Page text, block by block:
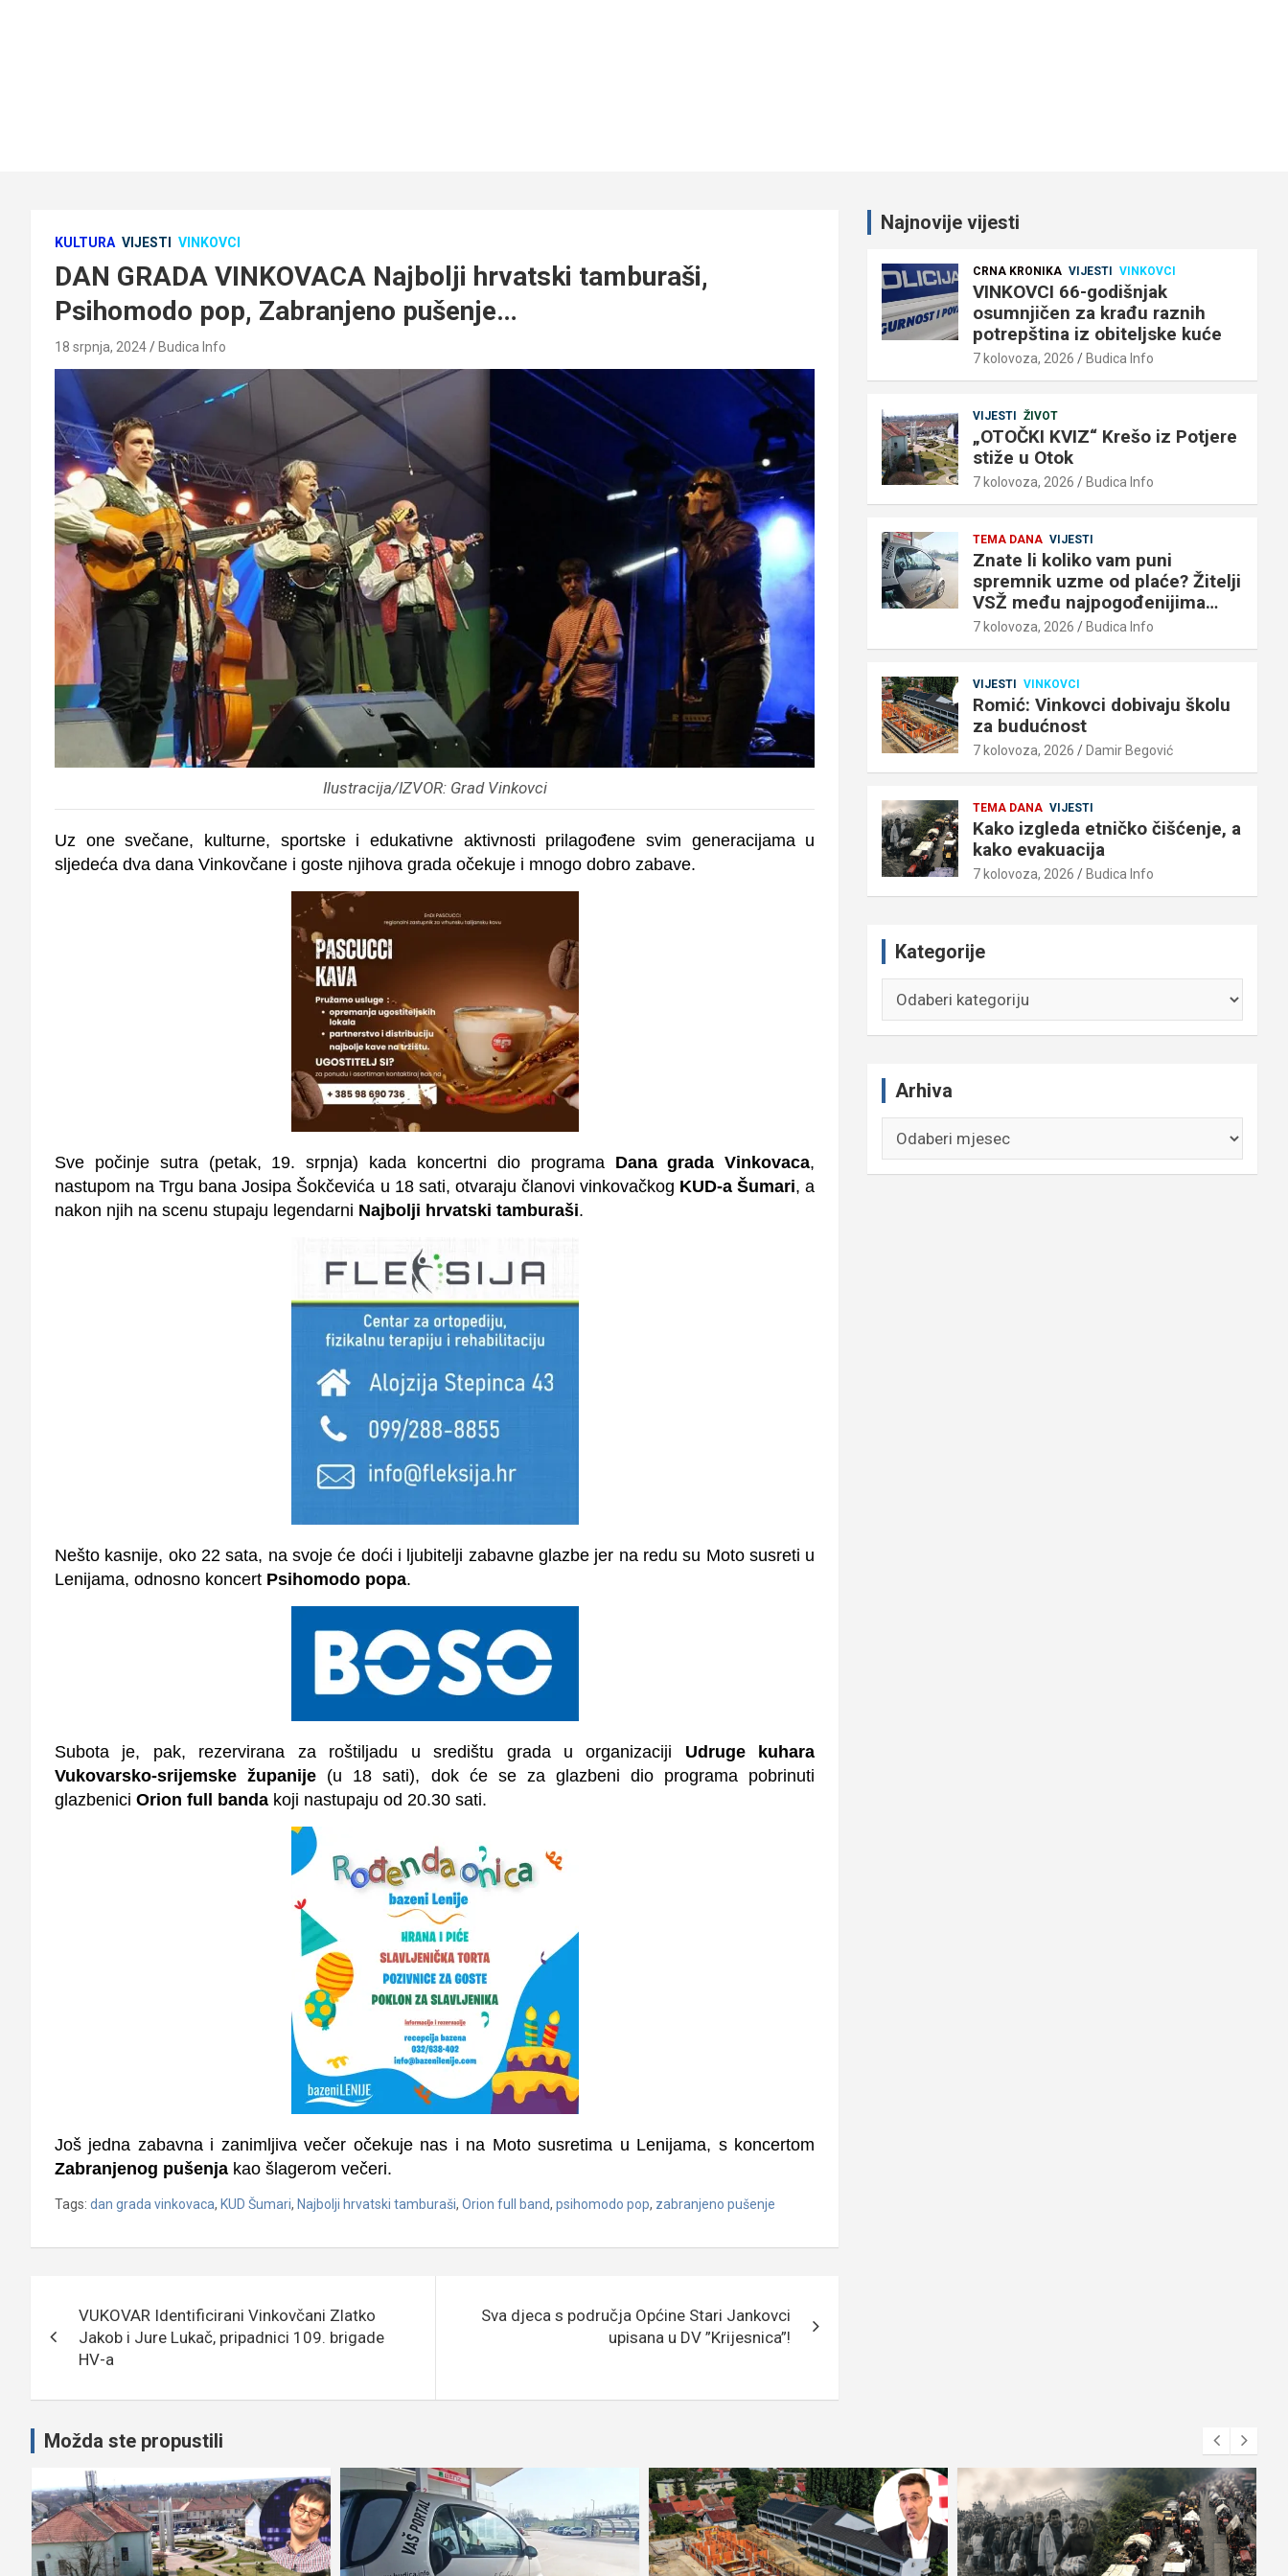
KULTURA VIJESTI VINKOVCI
DAN GRADA VINKOVACA Najbolji hrvatski tamburaši,
Psihomodo pop, Zabranjeno pušenje…
18 srpnja, 2024 Budica Info
Ilustracija/IZVOR: Grad Vinkovci
Uz one svečane, kulturne, sportske i edukativne aktivnosti prilagođene svim generacijama u
sljedeća dva dana Vinkovčane i goste njihova grada očekuje i mnogo dobro zabave.
Sve počinje sutra (petak, 19. srpnja) kada koncertni dio programa Dana grada Vinkovaca,
nastupom na Trgu bana Josipa Šokčevića u 18 sati, otvaraju članovi vinkovačkog KUD-a Šumari, a
nakon njih na scenu stupaju legendarni Najbolji hrvatski tamburaši.
Nešto kasnije, oko 22 sata, na svoje će doći i ljubitelji zabavne glazbe jer na redu su Moto susreti u
Lenijama, odnosno koncert Psihomodo popa.
Subota je, pak, rezervirana za roštiljadu u središtu grada u organizaciji Udruge kuhara
Vukovarsko-srijemske županije (u 18 sati), dok će se za glazbeni dio programa pobrinuti
glazbenici Orion full banda koji nastupaju od 20.30 sati.
Još jedna zabavna i zanimljiva večer očekuje nas i na Moto susretima u Lenijama, s koncertom
Zabranjenog pušenja kao šlagerom večeri.
Tags: dan grada vinkovaca, KUD Šumari, Najbolji hrvatski tamburaši, Orion full band, psihomodo pop, zabranjeno pušenje
objava
VUKOVAR Identificirani Vinkovčani Zlatko
Jakob i Jure Lukač, pripadnici 109. brigade
HV-a
Sva djeca s područja Općine Stari Jankovci
upisana u DV ”Krijesnica”!
Najnovije vijesti
CRNA KRONIKA VIJESTI VINKOVCI
VINKOVCI 66-godišnjak
osumnjičen za krađu raznih
potrepština iz obiteljske kuće
7 kolovoza, 2026 Budica Info
VIJESTI ŽIVOT
„OTOČKI KVIZ“ Krešo iz Potjere
stiže u Otok
7 kolovoza, 2026 Budica Info
TEMA DANA VIJESTI
Znate li koliko vam puni
spremnik uzme od plaće? Žitelji
VSŽ među najpogođenijima…
7 kolovoza, 2026 Budica Info
VIJESTI VINKOVCI
Romić: Vinkovci dobivaju školu
za budućnost
7 kolovoza, 2026 Damir Begović
TEMA DANA VIJESTI
Kako izgleda etničko čišćenje, a
kako evakuacija
7 kolovoza, 2026 Budica Info
Kategorije
Arhiva
Možda ste propustili